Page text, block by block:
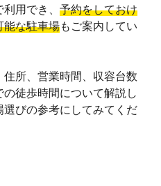
用でき、 予約をしておけ
能な駐車場もご案内してい
所、営業時間、収容台数
徒歩時間について解説し
びの参考にしてみてくだ